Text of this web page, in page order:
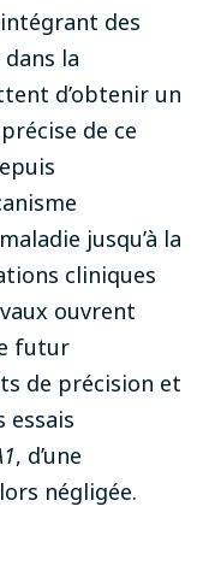
intégrant des
la
d’obtenir un
de ce
jusqu’à la
cliniques
ouvrent
futur
de précision et
essais
, d’une
négligée.